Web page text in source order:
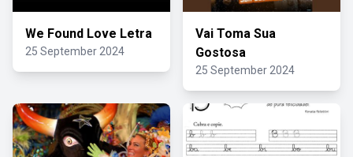
We Found Love Letra
25 September 2024
Vai Toma Sua
Gostosa
25 September 2024